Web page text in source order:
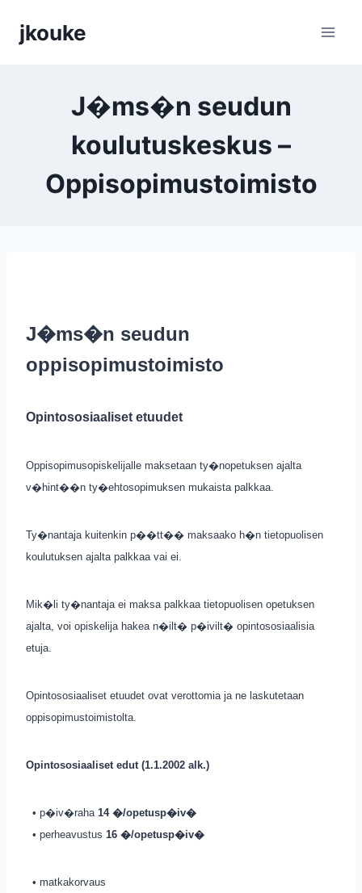
sisältöön
jkouke
J�ms�n seudun
koulutuskeskus –
Oppisopimustoimisto
J�ms�n seudun
oppisopimustoimisto
Opintososiaaliset etuudet
Oppisopimusopiskelijalle maksetaan ty�nopetuksen ajalta
v�hint��n ty�ehtosopimuksen mukaista palkkaa.
Ty�nantaja kuitenkin p��tt�� maksaako h�n tietopuolisen
koulutuksen ajalta palkkaa vai ei.
Mik�li ty�nantaja ei maksa palkkaa tietopuolisen opetuksen
ajalta, voi opiskelija hakea n�ilt� p�ivilt� opintososiaalisia
etuja.
Opintososiaaliset etuudet ovat verottomia ja ne laskutetaan
oppisopimustoimistolta.
Opintososiaaliset edut (1.1.2002 alk.)
• p�iv�raha 14 �/opetusp�iv�
• perheavustus 16 �/opetusp�iv�
• matkakorvaus